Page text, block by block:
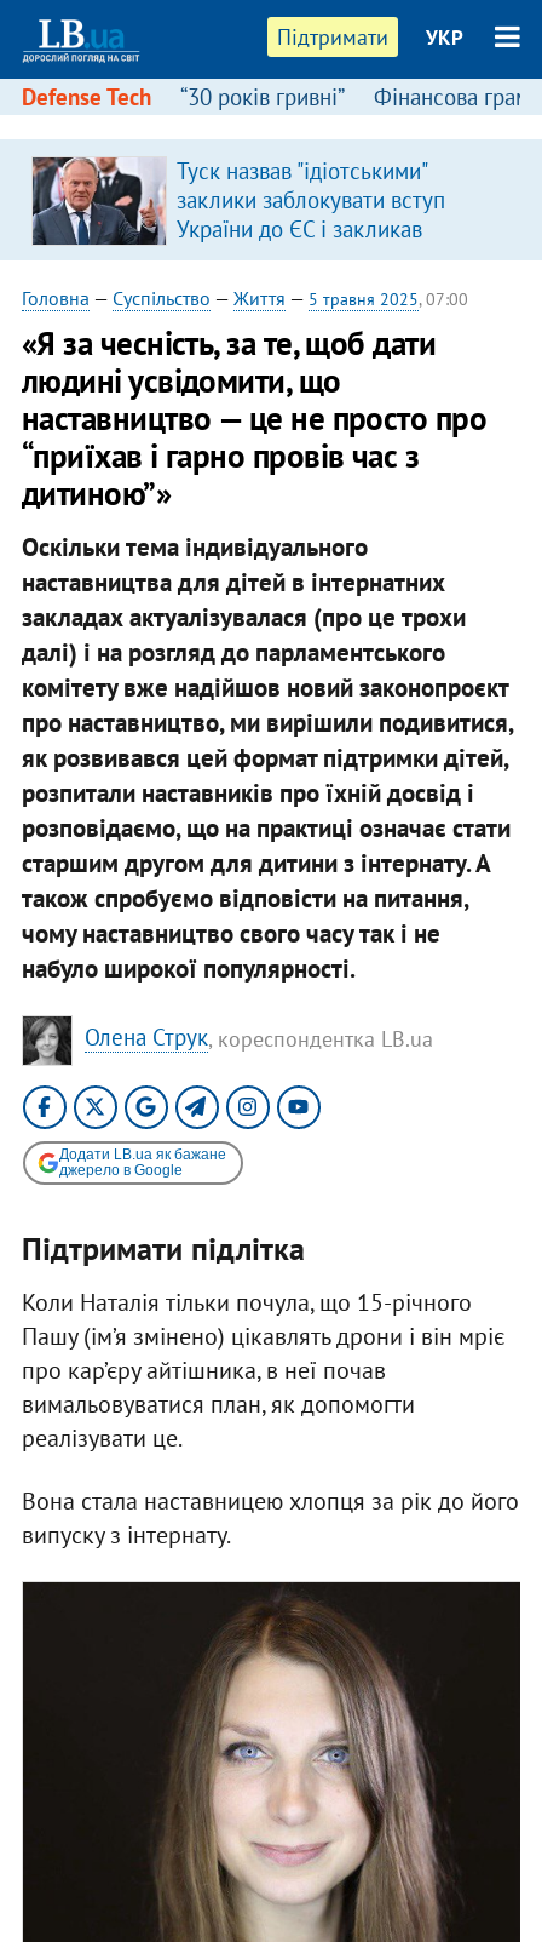
Підтримати УКР
Defense Tech “30 років гривні” Фінансова
Туск назвав "ідіотськими"
заклики заблокувати вступ
України до ЄС і закликав
припинити антиукраїнську
риторику
Головна — Суспільство — Життя — 5 травня 2025, 07:00
«Я за чесність, за те, щоб дати
людині усвідомити, що
наставництво — це не просто про
“приїхав і гарно провів час з
дитиною”»
Оскільки тема індивідуального
наставництва для дітей в інтернатних
закладах актуалізувалася (про це трохи
далі) і на розгляд до парламентського
комітету вже надійшов новий законопроєкт
про наставництво, ми вирішили подивитися,
як розвивався цей формат підтримки дітей,
розпитали наставників про їхній досвід і
розповідаємо, що на практиці означає стати
старшим другом для дитини з інтернату. А
також спробуємо відповісти на питання,
чому наставництво свого часу так і не
набуло широкої популярності.
Олена Струк, кореспондентка LB.ua
Додати LB.ua як бажане
джерело в Google
Підтримати підлітка
Коли Наталія тільки почула, що 15-річного
Пашу (ім’я змінено) цікавлять дрони і він мріє
про кар’єру айтішника, в неї почав
вимальовуватися план, як допомогти
реалізувати це.
Вона стала наставницею хлопця за рік до його
випуску з інтернату.